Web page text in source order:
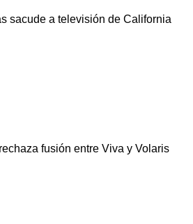
sacude a televisión de California
fusión entre Viva y Volaris